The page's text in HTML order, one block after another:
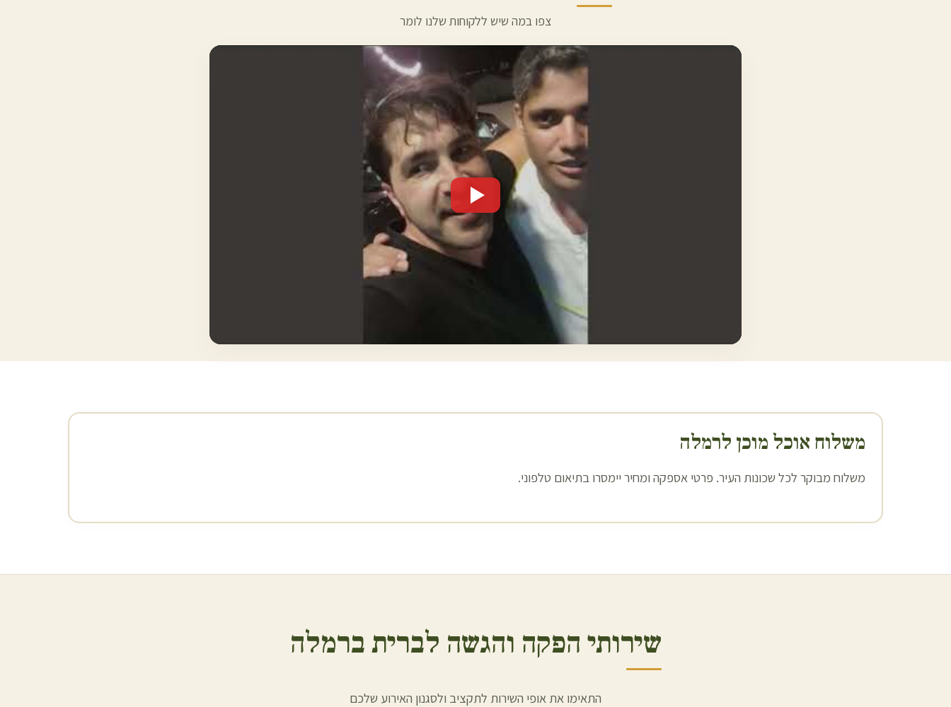
צפו במה שיש ללקוחות שלנו לומר
משלוח אוכל מוכן לרמלה
משלוח מבוקר לכל שכונות העיר. פרטי אספקה ומחיר יימסרו בתיאום טלפוני.
שירותי הפקה והגשה לברית ברמלה
התאימו את אופי השירות לתקציב ולסגנון האירוע שלכם